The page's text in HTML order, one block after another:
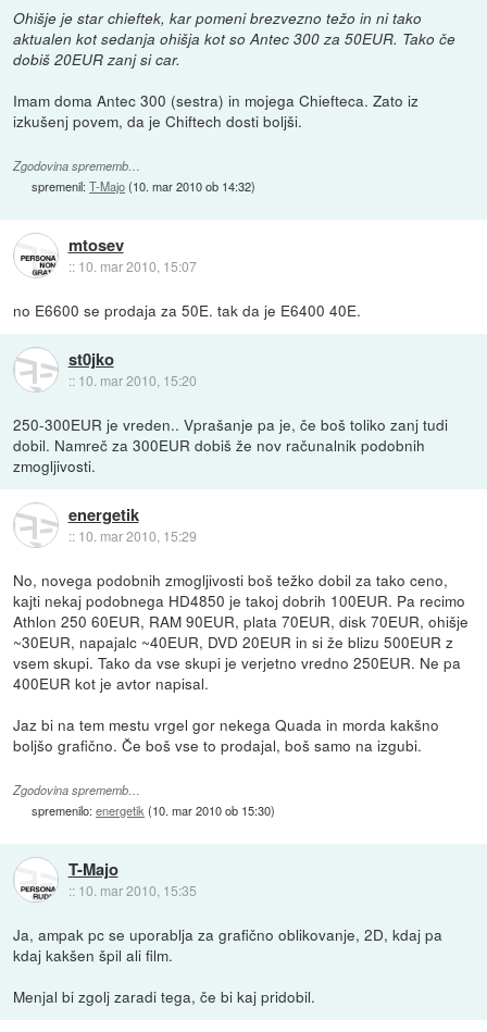
Ohišje je star chieftek, kar pomeni brezvezno težo in ni tako
aktualen kot sedanja ohišja kot so Antec 300 za 50EUR. Tako če
dobiš 20EUR zanj si car.
Imam doma Antec 300 (sestra) in mojega Chiefteca. Zato iz
izkušenj povem, da je Chiftech dosti boljši.
Zgodovina sprememb…
spremenil:T-Majo(10. mar 2010 ob 14:32)
mtosev
:: 10. mar 2010, 15:07
no E6600 se prodaja za 50E. tak da je E6400 40E.
st0jko
:: 10. mar 2010, 15:20
250-300EUR je vreden.. Vprašanje pa je, če boš toliko zanj tudi
dobil. Namreč za 300EUR dobiš že nov računalnik podobnih
zmogljivosti.
energetik
:: 10. mar 2010, 15:29
No, novega podobnih zmogljivosti boš težko dobil za tako ceno,
kajti nekaj podobnega HD4850 je takoj dobrih 100EUR. Pa recimo
Athlon 250 60EUR, RAM 90EUR, plata 70EUR, disk 70EUR, ohišje
~30EUR, napajalc ~40EUR, DVD 20EUR in si že blizu 500EUR z
vsem skupi. Tako da vse skupi je verjetno vredno 250EUR. Ne pa
400EUR kot je avtor napisal.
Jaz bi na tem mestu vrgel gor nekega Quada in morda kakšno
boljšo grafično. Če boš vse to prodajal, boš samo na izgubi.
Zgodovina sprememb…
spremenilo:energetik (10. mar 2010 ob 15:30)
T-Majo
:: 10. mar 2010, 15:35
Ja, ampak pc se uporablja za grafično oblikovanje, 2D, kdaj pa
kdaj kakšen špil ali film.
Menjal bi zgolj zaradi tega, če bi kaj pridobil.